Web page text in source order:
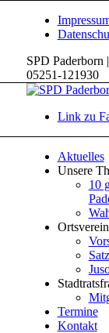
SPD Paderborn
05251-121930
Link zu
Aktuelles
Unsere
10
Ortsverein
Termine
Kontakt